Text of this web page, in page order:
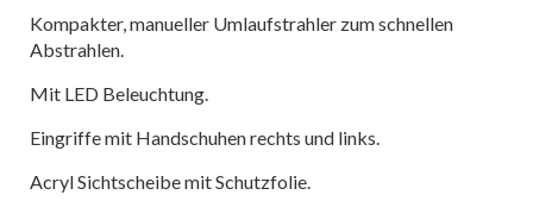
Kompakter, manueller Umlaufstrahler zum schnellen
Abstrahlen.
Mit LED Beleuchtung.
Eingriffe mit Handschuhen rechts und links.
Acryl Sichtscheibe mit Schutzfolie.